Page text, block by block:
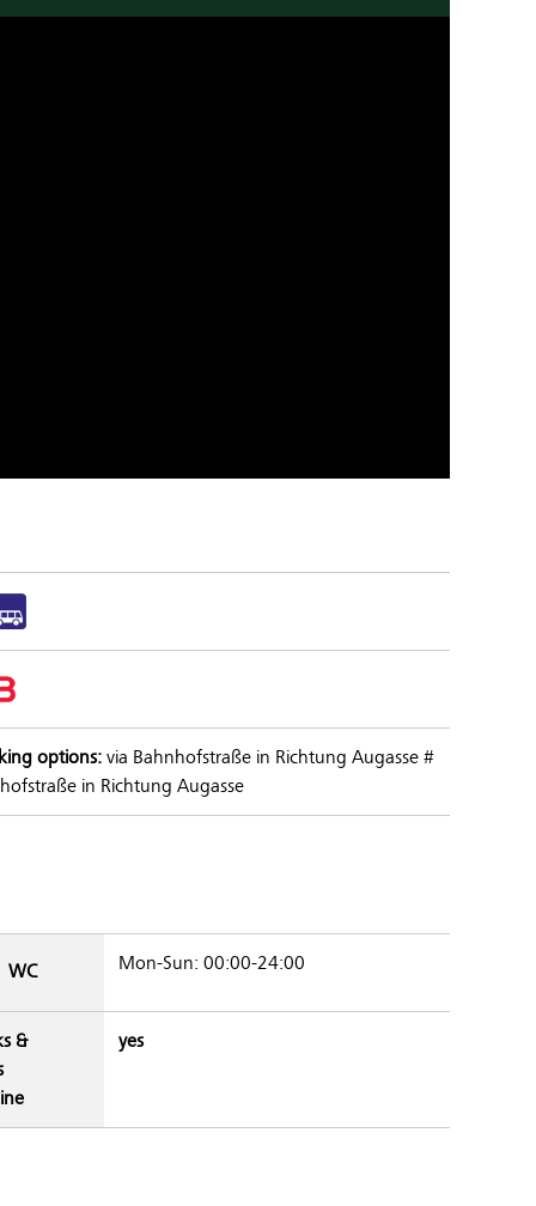
options: via Bahnhofstraße in Richtung Augasse #
in Richtung Augasse
WC Mon-Sun: 00:00-24:00
&
yes